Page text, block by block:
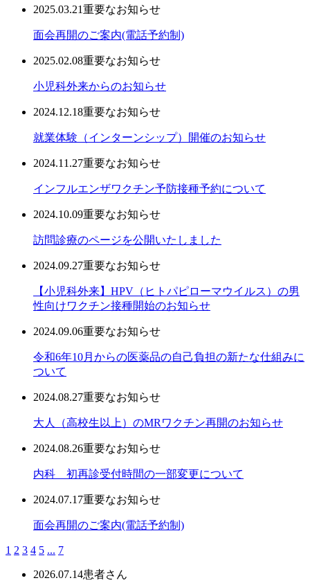
2025.03.21重要なお知らせ
面会再開のご案内(電話予約制)
2025.02.08重要なお知らせ
小児科外来からのお知らせ
2024.12.18重要なお知らせ
就業体験（インターンシップ）開催のお知らせ
2024.11.27重要なお知らせ
インフルエンザワクチン予防接種予約について
2024.10.09重要なお知らせ
訪問診療のページを公開いたしました
2024.09.27重要なお知らせ
【小児科外来】HPV（ヒトパピローマウイルス）の男
性向けワクチン接種開始のお知らせ
2024.09.06重要なお知らせ
令和6年10月からの医薬品の自己負担の新たな仕組みに
ついて
2024.08.27重要なお知らせ
大人（高校生以上）のMRワクチン再開のお知らせ
2024.08.26重要なお知らせ
内科 初再診受付時間の一部変更について
2024.07.17重要なお知らせ
面会再開のご案内(電話予約制)
1 2 3 4 5 ... 7
2026.07.14患者さん